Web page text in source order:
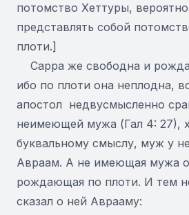
потомство Хеттуры,
представлять собой
плоти.]
Сарра же свободна и
ибо по плоти она неплодна,
апостол недвусмысленно
неимеющей мужа (Гал 4: 27),
буквальному смыслу, муж у
Авраам. А не имеющая мужа
рождающая по плоти. И тем
сказал о ней Аврааму: